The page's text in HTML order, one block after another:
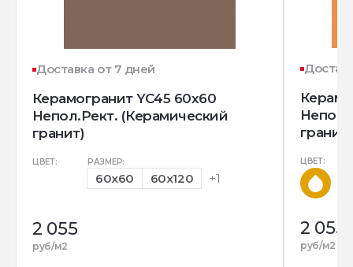
Доставка от 7 дней
Керамогранит YC45 60x60
Непол.Рект. (Керамический
гранит)
ЦВЕТ: РАЗМЕР:
60x60 60x120 +1
2 055
руб/м2
гранит)
ЦВЕТ:
2 055
руб/м2